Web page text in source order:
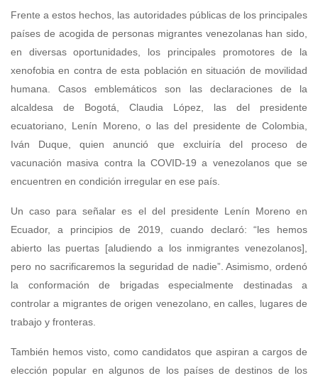
Frente a estos hechos, las autoridades públicas de los principales
países de acogida de personas migrantes venezolanas han sido,
en diversas oportunidades, los principales promotores de la
xenofobia en contra de esta población en situación de movilidad
humana. Casos emblemáticos son las declaraciones de la
alcaldesa de Bogotá, Claudia López, las del presidente
ecuatoriano, Lenín Moreno, o las del presidente de Colombia,
Iván Duque, quien anunció que excluiría del proceso de
vacunación masiva contra la COVID-19 a venezolanos que se
encuentren en condición irregular en ese país.
Un caso para señalar es el del presidente Lenín Moreno en
Ecuador, a principios de 2019, cuando declaró: “les hemos
abierto las puertas [aludiendo a los inmigrantes venezolanos],
pero no sacrificaremos la seguridad de nadie”. Asimismo, ordenó
la conformación de brigadas especialmente destinadas a
controlar a migrantes de origen venezolano, en calles, lugares de
trabajo y fronteras.
También hemos visto, como candidatos que aspiran a cargos de
elección popular en algunos de los países de destinos de los